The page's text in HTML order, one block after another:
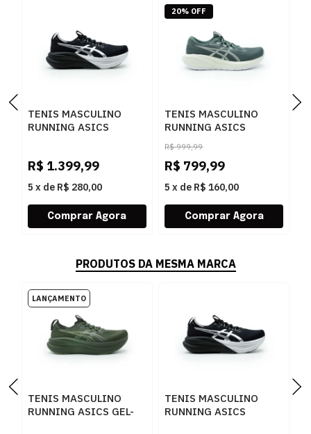
TENIS MASCULINO
RUNNING ASICS
R$ 1.399,99
5 x de R$ 280,00
TENIS MASCULINO
RUNNING ASICS
CUMULUS 28
1011C143.300 300
R$ 999,99
R$ 799,99
5 x de R$ 160,00
20% OFF
PRODUTOS DA MESMA MARCA
TENIS MASCULINO
RUNNING ASICS GEL-
TENIS MASCULINO
RUNNING ASICS